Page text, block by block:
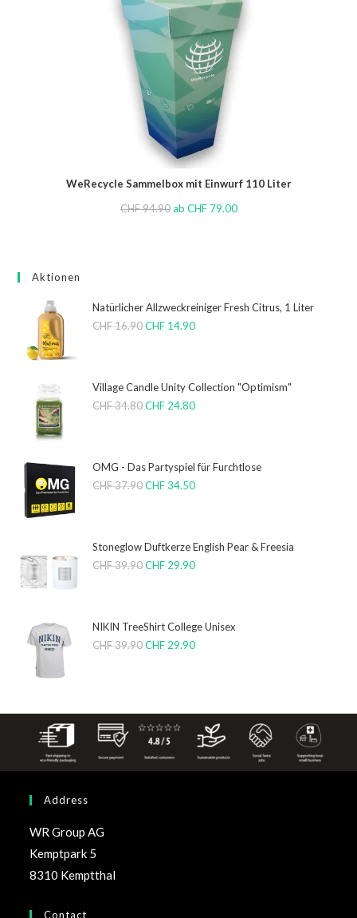
WeRecycle Sammelbox mit Einwurf 110 Liter
CHF94.90 ab CHF79.00
Aktionen
Natürlicher Allzweckreiniger Fresh Citrus, 1 Liter
CHF16.90 CHF 14.90
Village Candle Unity Collection "Optimism"
CHF34.80 CHF 24.80
OMG - Das Partyspiel für Furchtlose
CHF37.90 CHF34.50
Stoneglow Duftkerze English Pear & Freesia
CHF39.90 CHF 29.90
NIKIN TreeShirt College Unisex
CHF39.90 CHF 29.90
Address
WR Group AG
Kemptpark 5
8310 Kemptthal
Contact